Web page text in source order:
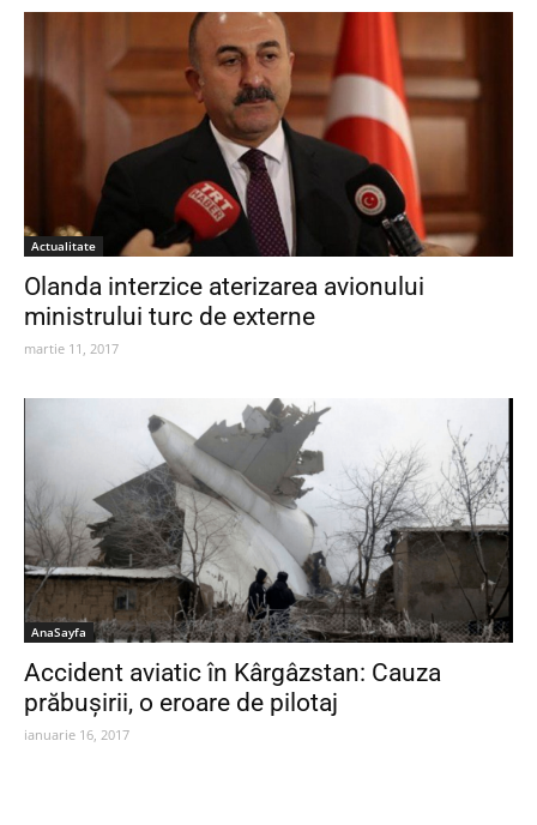
Actualitate
Olanda interzice aterizarea avionului
ministrului turc de externe
martie 11, 2017
AnaSayfa
Accident aviatic în Kârgâzstan: Cauza
prăbușirii, o eroare de pilotaj
ianuarie 16, 2017